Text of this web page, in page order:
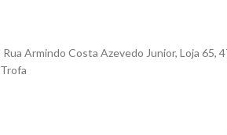
Rua Armindo Costa Azevedo Junior, Loja 65,
Trofa